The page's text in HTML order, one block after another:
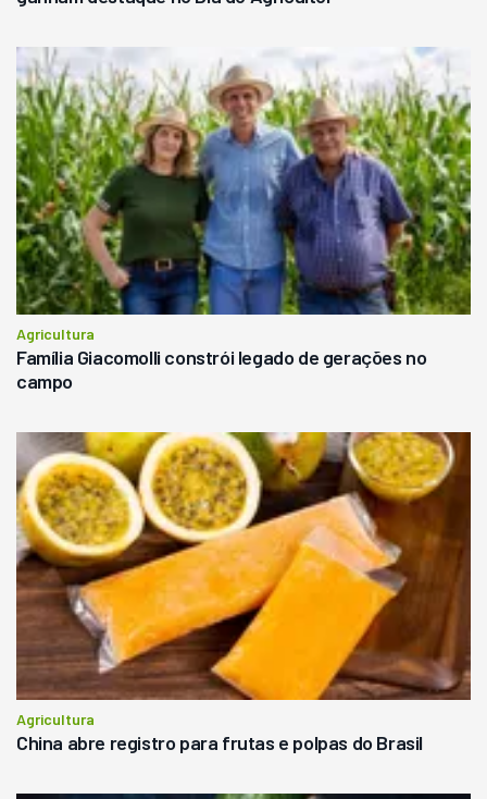
Agricultura
Família Giacomolli constrói legado de gerações no
campo
Agricultura
China abre registro para frutas e polpas do Brasil